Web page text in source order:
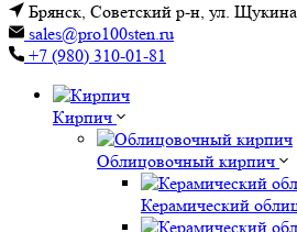
Брянск, Советский р-н, ул.
sales@pro100sten.ru
+7 (980) 310-01-81
Кирпич
Облицовочный кирпич
Керамический